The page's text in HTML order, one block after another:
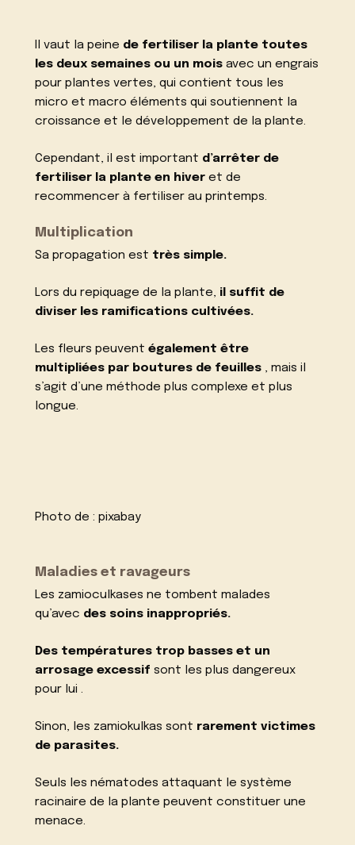
Il vaut la peine de fertiliser la plante toutes
les deux semaines ou un mois avec un engrais
pour plantes vertes, qui contient tous les
micro et macro éléments qui soutiennent la
croissance et le développement de la plante.
Cependant, il est important d’arrêter de
fertiliser la plante en hiver et de
recommencer à fertiliser au printemps.
Multiplication
Sa propagation est très simple.
Lors du repiquage de la plante, il suffit de
diviser les ramifications cultivées.
Les fleurs peuventégalement être
multipliées par boutures de feuilles , mais il
s’agit d’une méthode plus complexe et plus
longue.
Photo de :pixabay
Maladies et ravageurs
Les zamioculkases ne tombent malades
qu’avec des soins inappropriés.
Des températures trop basses et un
arrosage excessif sont les plus dangereux
pour lui .
Sinon, les zamiokulkas sont rarement victimes
de parasites.
Seuls les nématodes attaquant le système
racinaire de la plante peuvent constituer une
menace.